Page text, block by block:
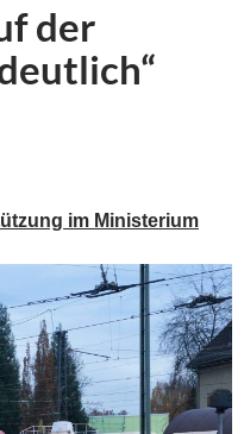
der
im Ministerium